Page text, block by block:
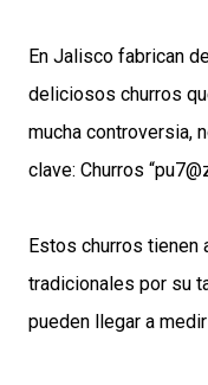
En Jalisco fabrican
deliciosos churros
mucha controversia,
clave: Churros
Estos churros
tradicionales por su
pueden llegar a